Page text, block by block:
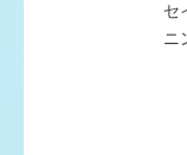
セ
ニ